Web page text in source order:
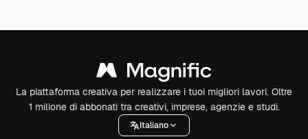
La piattaforma creativa per realizzare i tuoi migliori lavori. Oltre
1 milione di abbonati tra creativi, imprese, agenzie e studi.
Italiano